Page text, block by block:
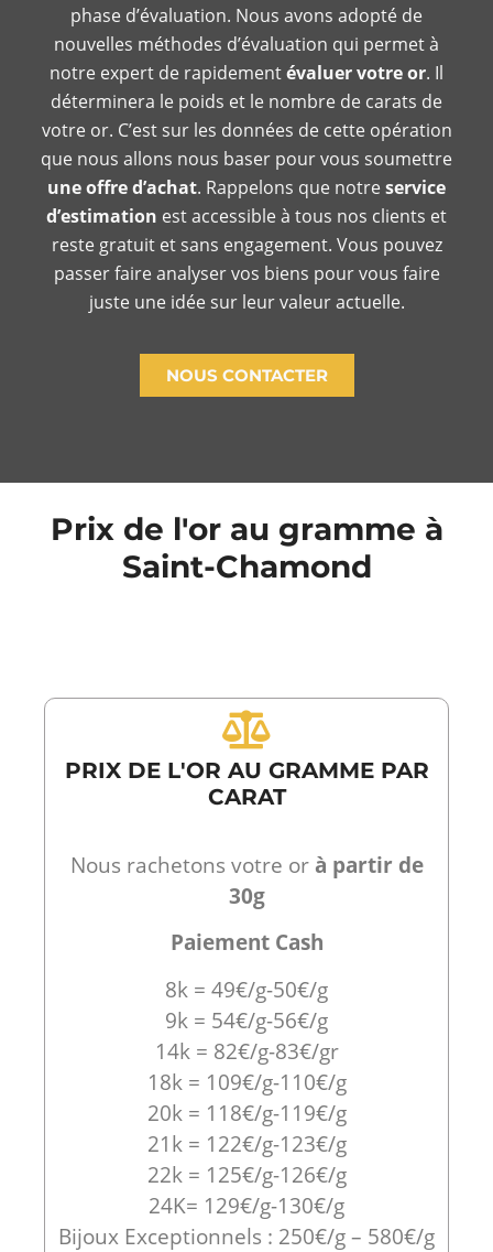
phase d’évaluation. Nous avons adopté de
nouvelles méthodes d’évaluation qui permet à
notre expert de rapidementévaluer votre or. Il
déterminera le poids et le nombre de carats de
votre or. C’est sur les données de cette opération
que nous allons nous baser pour vous soumettre
une offre d’achat. Rappelons que notreservice
d’estimation est accessible à tous nos clients et
reste gratuit et sans engagement. Vous pouvez
passer faire analyser vos biens pour vous faire
juste une idée sur leur valeur actuelle.
NOUS CONTACTER
Prix de l'or au gramme à
Saint-Chamond
PRIX DE L'OR AU GRAMME PAR
CARAT
Nous rachetons votre orà partir de
30g
Paiement Cash
8k = 49€/g-50€/g
9k = 54€/g-56€/g
14k = 82€/g-83€/gr
18k = 109€/g-110€/g
20k = 118€/g-119€/g
21k = 122€/g-123€/g
22k = 125€/g-126€/g
24K= 129€/g-130€/g
Bijoux Exceptionnels : 250€/g – 580€/g